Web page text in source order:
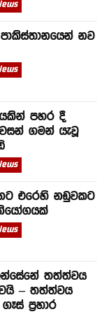
නව
පහර දී
ගමන් යැවූ
එරෙහි නඩුවකට
තත්ත්වය
– තත්ත්වය
ප්‍රහාර